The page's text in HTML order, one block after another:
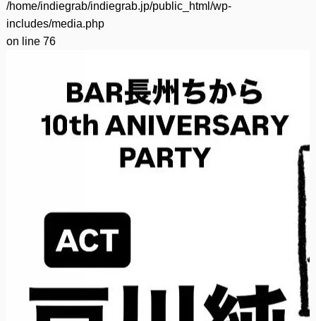
/home/indiegrab/indiegrab.jp/public_html/wp-
includes/media.php
on line 76